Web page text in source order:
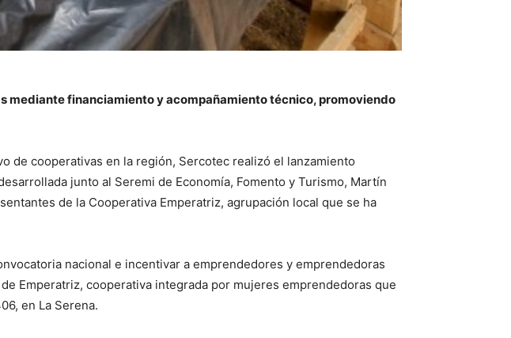
mediante financiamiento y acompañamiento técnico, promoviendo
de cooperativas en la región, Sercotec realizó el lanzamiento
junto al Seremi de Economía, Fomento y Turismo, Martín
de la Cooperativa Emperatriz, agrupación local que se ha
nacional e incentivar a emprendedores y emprendedoras
Emperatriz, cooperativa integrada por mujeres emprendedoras que
en La Serena.